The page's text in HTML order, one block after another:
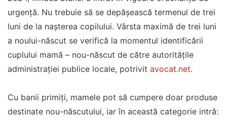
urgență. Nu trebuie să se depășească termenul de trei
luni de la nașterea copilului. Vârsta maximă de trei luni
a noului-născut se verifică la momentul identificării
cuplului mamă – nou-născut de către autorităţile
administraţiei publice locale, potrivit avocat.net.
Cu banii primiți, mamele pot să cumpere doar produse
destinate nou-născutului, iar în această categorie intră: